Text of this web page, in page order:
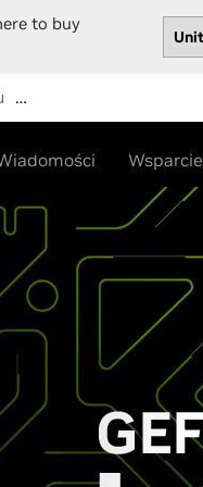
to buy
…
Sklep Sterowniki
Wsparcie